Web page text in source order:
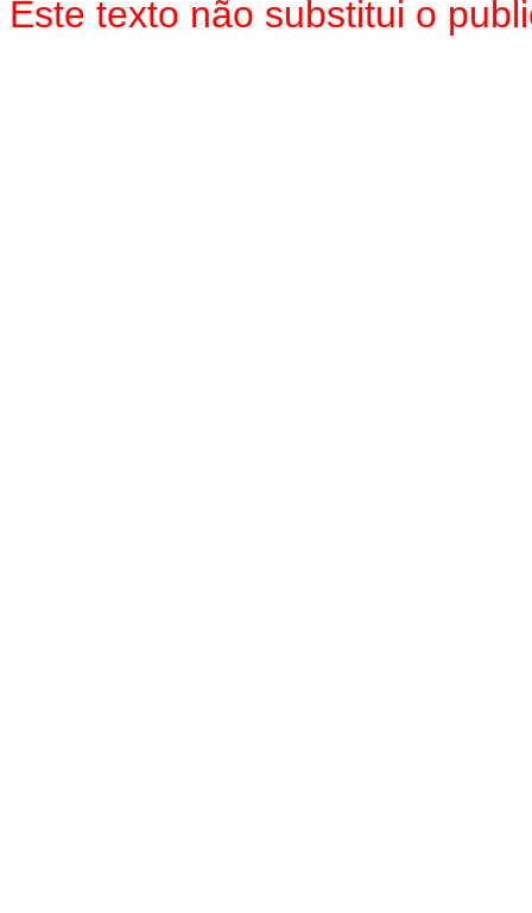
Este texto não substitui o